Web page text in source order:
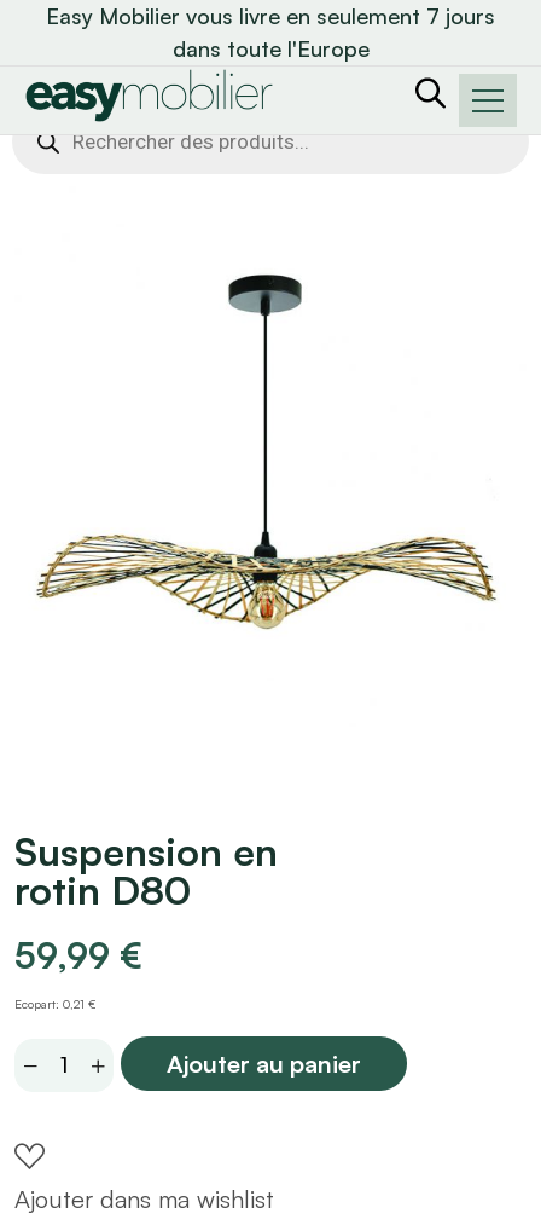
Easy Mobilier vous livre en seulement 7 jours
dans toute l'Europe
Recherche
de
Suspension en
rotin D80
59,99 €
Ecopart: 0,21 €
Suspension
D80
quantity
Ajouter au panier
Ajouter dans ma wishlist